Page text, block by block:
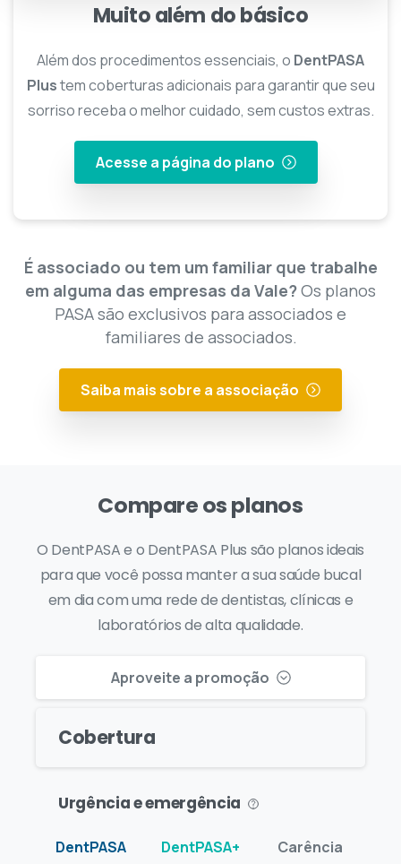
Muito além do básico
Além dos procedimentos essenciais, o DentPASA
Plustem coberturas adicionais para garantir que seu
sorriso receba o melhor cuidado, sem custos extras.
Acesse a página do plano
É associado ou tem um familiar que trabalhe
em alguma das empresas da Vale?Os planos
PASA são exclusivos para associados e
familiares de associados.
Saiba mais sobre a associação
Compare os planos
O DentPASA e o DentPASA Plus são planos ideais
para que você possa manter a sua saúde bucal
em dia com uma rede de dentistas, clínicas e
laboratórios de alta qualidade.
Aproveite a promoção
Cobertura
Urgência e emergência